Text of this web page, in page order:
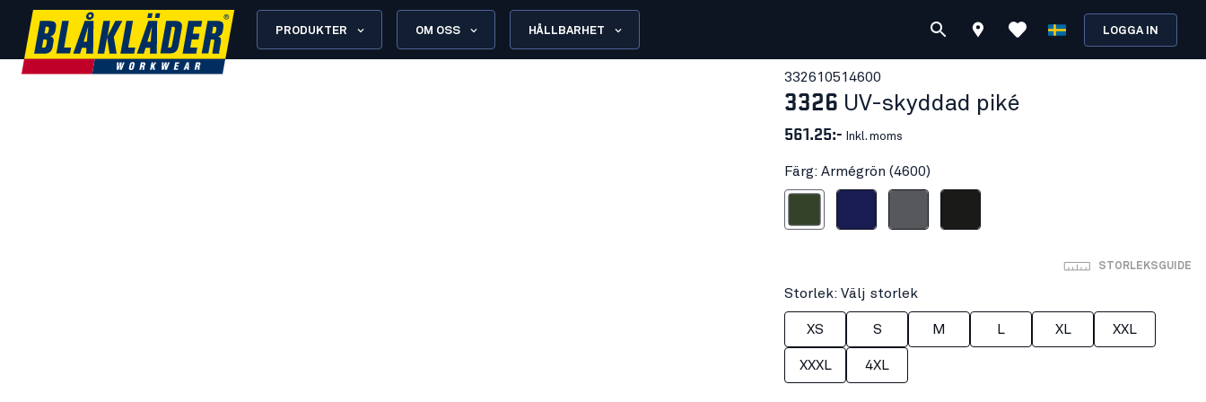
PRODUKTER OM OSS HÅLLBARHET LOGGA IN
33261051 4600
3326 UV-skyddad piké
561.25:- Inkl. moms
Färg: Armégrön (4600)
STORLEKSGUIDE
Storlek: Välj storlek
XS S M L XL XXL
XXXL 4XL